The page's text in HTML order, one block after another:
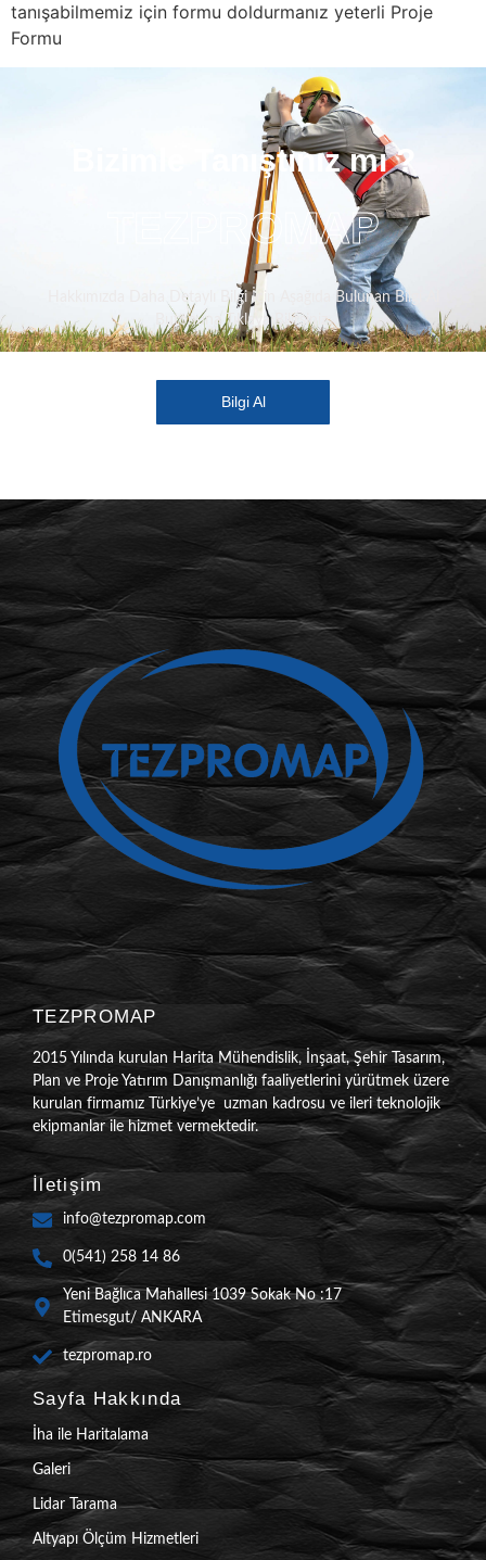
tanışabilmemiz için formu doldurmanız yeterli Proje
Formu
Bizimle Tanıştınız mı ?
TEZPROMAP
Hakkımızda Daha Detaylı Bilgi İçin Aşağıda Bulunan Bilgi Al
Butonuna Tıklaya Bilirsiniz.
Bilgi Al
TEZPROMAP
2015 Yılında kurulan Harita Mühendislik, İnşaat, Şehir Tasarım,
Plan ve Proje Yatırım Danışmanlığı faaliyetlerini yürütmek üzere
kurulan firmamız Türkiye’ye uzman kadrosu ve ileri teknolojik
ekipmanlar ile hizmet vermektedir.
İletişim
info@tezpromap.com
0(541) 258 14 86
Yeni Bağlıca Mahallesi 1039 Sokak No :17
Etimesgut/ ANKARA
tezpromap.ro
Sayfa Hakkında
İha ile Haritalama
Galeri
Lidar Tarama
Altyapı Ölçüm Hizmetleri